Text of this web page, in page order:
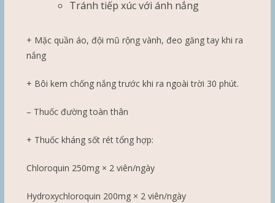
Tránh tiếp xúc với ánh nắng
+ Mặc quần áo, đội mũ rộng vành, đeo găng tay khi ra
nắng
+ Bôi kem chống nắng trước khi ra ngoài trời 30 phút.
– Thuốc đường toàn thân
+ Thuốc kháng sốt rét tổng hợp:
Chloroquin 250mg × 2 viên/ngày
Hydroxychloroquin 200mg × 2 viên/ngày